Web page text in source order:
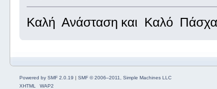
Καλή Ανάσταση και Καλό Πάσχα
Powered by SMF 2.0.19 | SMF © 2006–2011, Simple Machines LLC
XHTML
WAP2